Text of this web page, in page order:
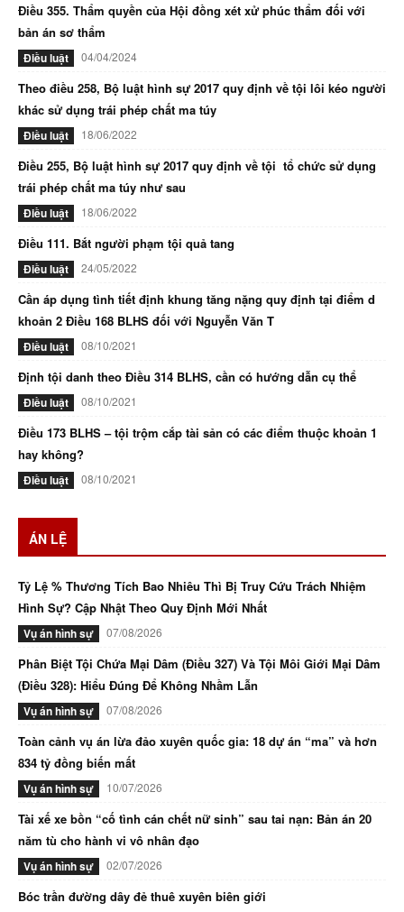
Điều 355. Thẩm quyền của Hội đồng xét xử phúc thẩm đối với
bản án sơ thẩm
Điều luật 04/04/2024
Theo điều 258, Bộ luật hình sự 2017 quy định về tội lôi kéo người
khác sử dụng trái phép chất ma túy
Điều luật 18/06/2022
Điều 255, Bộ luật hình sự 2017 quy định về tội tổ chức sử dụng
trái phép chất ma túy như sau
Điều luật 18/06/2022
Điều 111. Bắt người phạm tội quả tang
Điều luật 24/05/2022
Cần áp dụng tình tiết định khung tăng nặng quy định tại điểm d
khoản 2 Điều 168 BLHS đối với Nguyễn Văn T
Điều luật 08/10/2021
Định tội danh theo Điều 314 BLHS, cần có hướng dẫn cụ thể
Điều luật 08/10/2021
Điều 173 BLHS – tội trộm cắp tài sản có các điểm thuộc khoản 1
hay không?
Điều luật 08/10/2021
ÁN LỆ
Tỷ Lệ % Thương Tích Bao Nhiêu Thì Bị Truy Cứu Trách Nhiệm
Hình Sự? Cập Nhật Theo Quy Định Mới Nhất
Vụ án hình sự 07/08/2026
Phân Biệt Tội Chứa Mại Dâm (Điều 327) Và Tội Môi Giới Mại Dâm
(Điều 328): Hiểu Đúng Để Không Nhầm Lẫn
Vụ án hình sự 07/08/2026
Toàn cảnh vụ án lừa đảo xuyên quốc gia: 18 dự án “ma” và hơn
834 tỷ đồng biến mất
Vụ án hình sự 10/07/2026
Tài xế xe bồn “cố tình cán chết nữ sinh” sau tai nạn: Bản án 20
năm tù cho hành vi vô nhân đạo
Vụ án hình sự 02/07/2026
Bóc trần đường dây đẻ thuê xuyên biên giới